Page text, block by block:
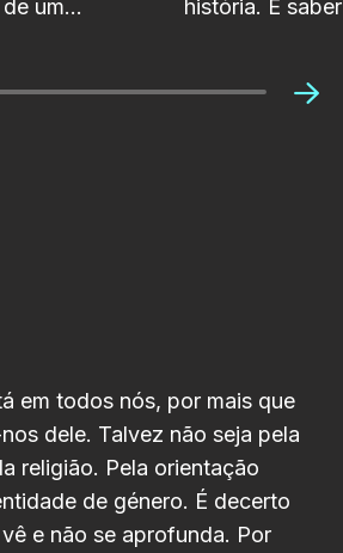
um
história. É
poderá ajudá-
em todos nós, por mais que
dele. Talvez não seja pela
religião. Pela orientação
de género. É decerto
e não se aprofunda. Por